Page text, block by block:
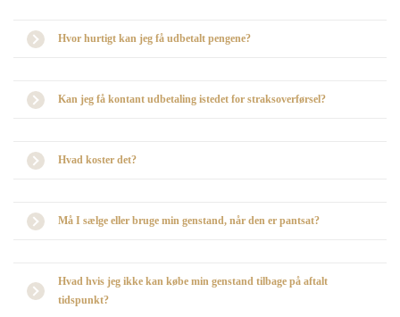
Hvor hurtigt kan jeg få udbetalt pengene?
Kan jeg få kontant udbetaling istedet for straksoverførsel?
Hvad koster det?
Må I sælge eller bruge min genstand, når den er pantsat?
Hvad hvis jeg ikke kan købe min genstand tilbage på aftalt
tidspunkt?